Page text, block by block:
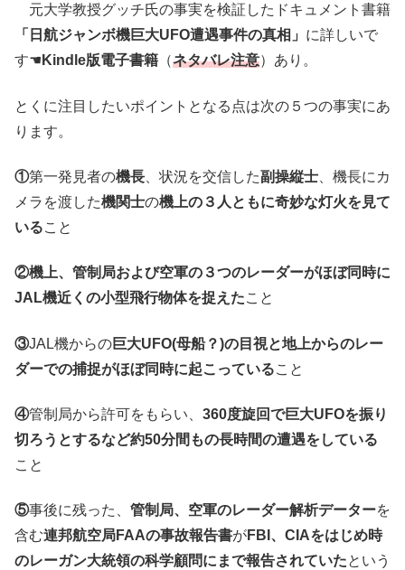
元大学教授グッチ氏の事実を検証したドキュメント書籍
「日航ジャンボ機巨大UFO遭遇事件の真相」 に詳しいで
す☚ Kindle版電子書籍 （ネタバレ注意）あり。
とくに注目したいポイントとなる点は次の５つの事実にあ
ります。
①第一発見者の機長 、状況を交信した副操縦士 、機長にカ
メラを渡した機関士の機上の３人ともに奇妙な灯火を見て
いること
②機上、管制局および空軍の３つのレーダーがほぼ同時に
JAL機近くの小型飛行物体を捉えたこと
③JAL機からの巨大UFO(母船？)の目視と地上からのレー
ダーでの捕捉がほぼ同時に起こっていること
④管制局から許可をもらい、 360度旋回で巨大UFOを振り
切ろうとするなど約50分間もの長時間の遭遇をしている
こと
⑤事後に残った、 管制局、空軍のレーダー解析データーを
含む連邦航空局FAAの事故報告書がFBI、CIAをはじめ時
のレーガン大統領の科学顧問にまで報告されていたという